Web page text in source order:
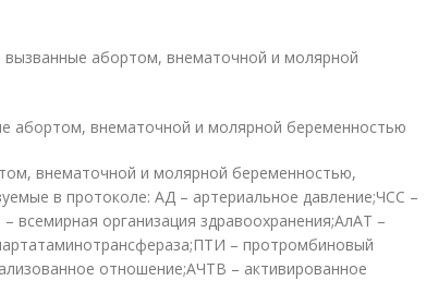
вызванные абортом, внематочной и молярной
абортом, внематочной и молярной беременностью
внематочной и молярной беременностью,
в протоколе: АД – артериальное давление;ЧСС –
всемирная организация здравоохранения;АлАТ –
– протромбиновый
отношение;АЧТВ – активированное